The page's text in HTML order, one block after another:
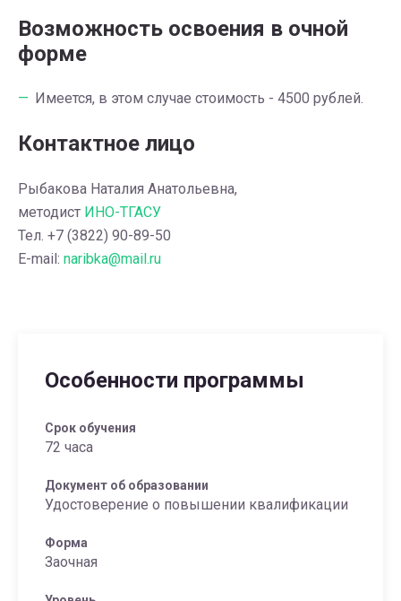
Возможность освоения в очной
форме
Имеется, в этом случае стоимость - 4500 рублей.
Контактное лицо
Рыбакова Наталия Анатольевна,
методист ИНО-ТГАСУ
Тел. +7 (3822) 90-89-50
E-mail: naribka@mail.ru
Особенности программы
Срок обучения
72 часа
Документ об образовании
Удостоверение о повышении квалификации
Форма
Заочная